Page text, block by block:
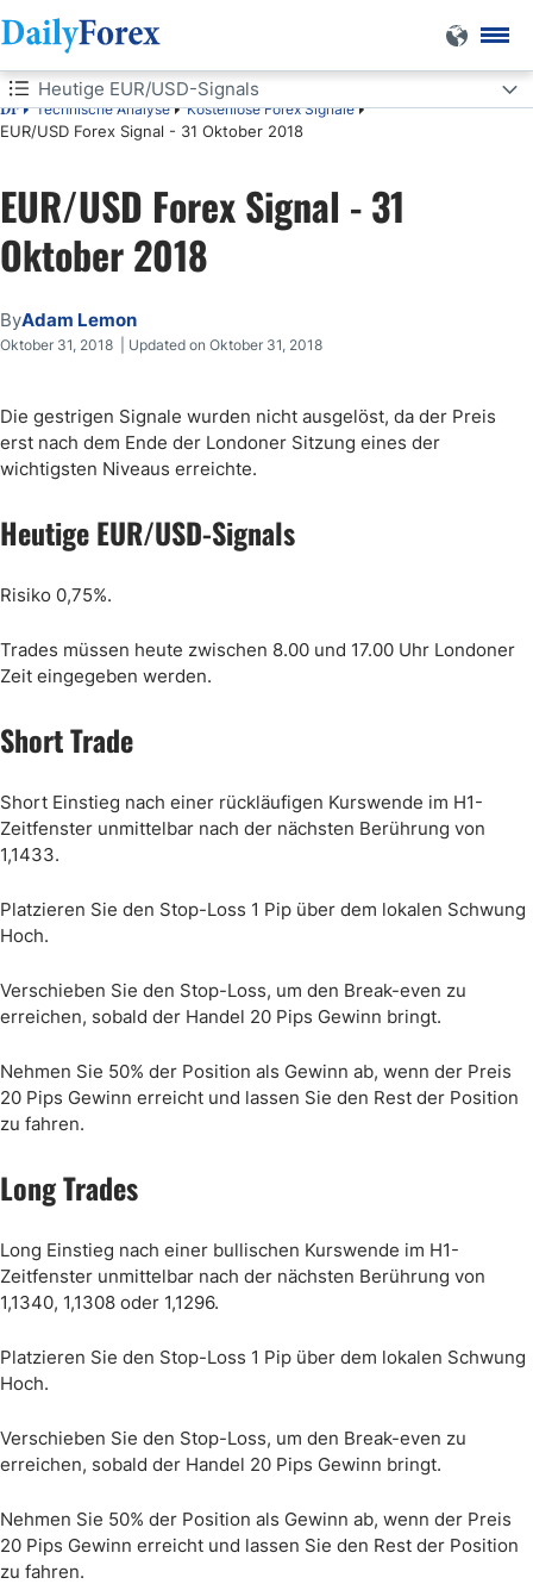
DF Technische Analyse Kostenlose Forex Signale
EUR/USD Forex Signal - 31 Oktober 2018
Heutige EUR/USD-Signals
Heutige EUR/USD-Signals
Short Trade
Long Trades
EUR/USD Forex Signal - 31
Oktober 2018
ByAdam Lemon
Oktober 31, 2018 | Updated on Oktober 31, 2018
Die gestrigen Signale wurden nicht ausgelöst, da der Preis
erst nach dem Ende der Londoner Sitzung eines der
wichtigsten Niveaus erreichte.
Heutige EUR/USD-Signals
Risiko 0,75%.
Trades müssen heute zwischen 8.00 und 17.00 Uhr Londoner
Zeit eingegeben werden.
Short Trade
Short Einstieg nach einer rückläufigen Kurswende im H1-
Zeitfenster unmittelbar nach der nächsten Berührung von
1,1433.
Platzieren Sie den Stop-Loss 1 Pip über dem lokalen Schwung
Hoch.
Verschieben Sie den Stop-Loss, um den Break-even zu
erreichen, sobald der Handel 20 Pips Gewinn bringt.
Nehmen Sie 50% der Position als Gewinn ab, wenn der Preis
20 Pips Gewinn erreicht und lassen Sie den Rest der Position
zu fahren.
Long Trades
Long Einstieg nach einer bullischen Kurswende im H1-
Zeitfenster unmittelbar nach der nächsten Berührung von
1,1340, 1,1308 oder 1,1296.
Platzieren Sie den Stop-Loss 1 Pip über dem lokalen Schwung
Hoch.
Verschieben Sie den Stop-Loss, um den Break-even zu
erreichen, sobald der Handel 20 Pips Gewinn bringt.
Nehmen Sie 50% der Position als Gewinn ab, wenn der Preis
20 Pips Gewinn erreicht und lassen Sie den Rest der Position
zu fahren.